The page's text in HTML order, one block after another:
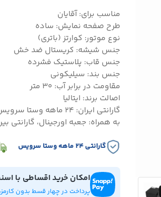
مناسب برای: آقایان
طرح صفحه نمایش: ساده
نوع موتور: کوارتز (باتری)
جنس شیشه: کریستال ضد خش
جنس قاب: پلاستیک فشرده
جنس بند: سیلیکونی
مقاومت در برابر آب: ۳۰ متر
اصالت برند: ایتالیا
گارانتی ایران: ۲۴ ماهه وستا سرویس
به همراه: جعبه اورجینال، گارانتی
گارانتی ۲۴ ماهه وستا سرویس
امکان خرید اقساطی با
پرداخت در چهار قسط بدون